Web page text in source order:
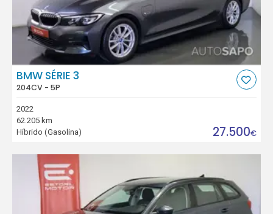
BMW SÉRIE 3
204CV - 5P
2022
62.205 km
Híbrido (Gasolina)
27.500€